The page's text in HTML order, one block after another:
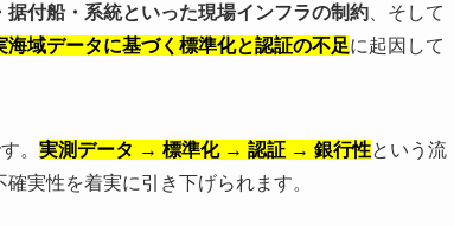
据付船・系統といった現場インフラの制約 、そして
海域データに基づく標準化と認証の不足に起因して
。 実測データ → 標準化 → 認証 → 銀行性という流
実性を着実に引き下げられます。